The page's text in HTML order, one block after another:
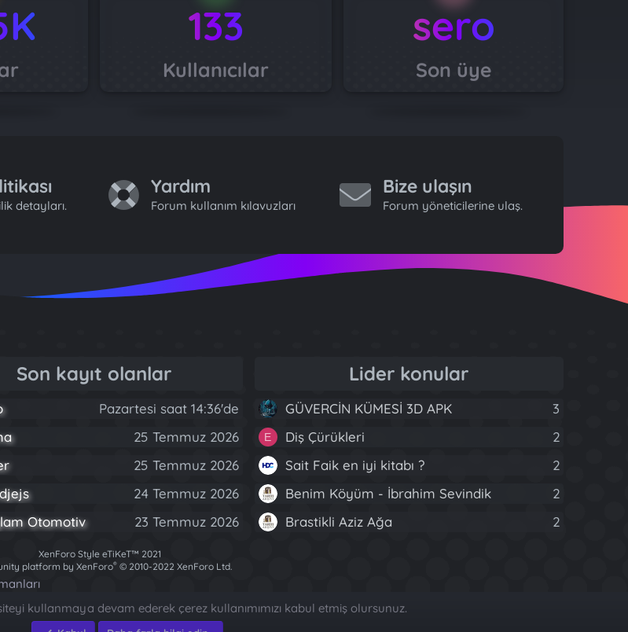
133
Kullanıcılar
sero
Son üye
detayları.
Yardım
Forum kullanım kılavuzları
Bize ulaşın
Forum yöneticilerine ulaş.
Son kayıt olanlar
Pazartesi saat 14:36'de
25 Temmuz 2026
25 Temmuz 2026
24 Temmuz 2026
Otomotiv
23 Temmuz 2026
Lider konular
GÜVERCİN KÜMESİ 3D APK 3
E Diş Çürükleri
2
Sait Faik en iyi kitabı ?
2
Benim Köyüm - İbrahim Sevindik
2
Brastikli Aziz Ağa
2
XenForo Style eTiKeT™ 2021
platform by XenForo® © 2010-2022 XenForo Ltd.
[XGT] Forum statistics system
kullanmaya devam ederek çerez kullanımımızı kabul etmiş olursunuz.